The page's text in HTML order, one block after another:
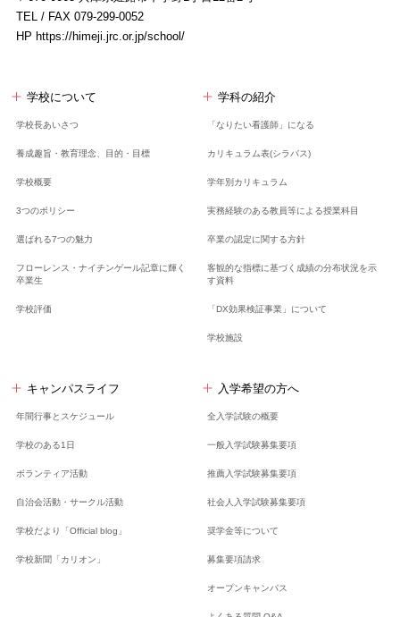
TEL / FAX 079-299-0052
HP https://himeji.jrc.or.jp/school/
学校について
学校長あいさつ
養成趣旨・教育理念、 目的・目標
学校概要
3つのポリシー
選ばれる7つの魅力
フローレンス・ナイチンゲール記章に輝く
卒業生
学校評価
学科の紹介
「なりたい看護師」になる
カリキュラム表(シラバス)
学年別カリキュラム
実務経験のある教員等による授業科目
卒業の認定に関する方針
客観的な指標に基づく成績の分布状況を示
す資料
「DX効果検証事業」について
学校施設
キャンパスライフ
年間行事とスケジュール
学校のある1日
ボランティア活動
自治会活動・サークル活動
学校だより「Official blog」
学校新聞「カリオン」
入学希望の方へ
全入学試験の概要
一般入学試験募集要項
推薦入学試験募集要項
社会人入学試験募集要項
奨学金等について
募集要項請求
オープンキャンパス